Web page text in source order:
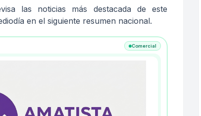
las noticias más destacada de este
en el siguiente resumen nacional.
Comercial